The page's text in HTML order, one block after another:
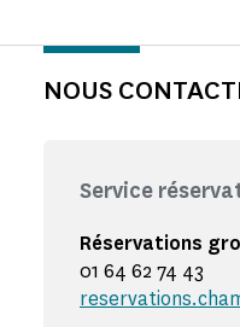
NOUS
Service
Réservations
01 64 62 74 43